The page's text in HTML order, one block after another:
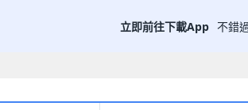
立即前往下載App 不錯